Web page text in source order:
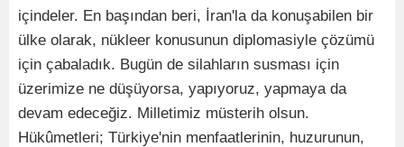
içindeler. En başından beri, İran'la da konuşabilen bir
ülke olarak, nükleer konusunun diplomasiyle çözümü
için çabaladık. Bugün de silahların susması için
üzerimize ne düşüyorsa, yapıyoruz, yapmaya da
devam edeceğiz. Milletimiz müsterih olsun.
Hükûmetleri; Türkiye'nin menfaatlerinin, huzurunun,